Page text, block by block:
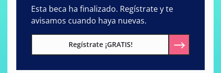
Esta beca ha finalizado. Regístrate y te
avisamos cuando haya nuevas.
Regístrate ¡GRATIS!